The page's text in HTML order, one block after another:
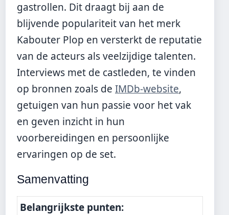
gastrollen. Dit draagt bij aan de
blijvende populariteit van het merk
Kabouter Plop en versterkt de reputatie
van de acteurs als veelzijdige talenten.
Interviews met de castleden, te vinden
op bronnen zoals de IMDb-website,
getuigen van hun passie voor het vak
en geven inzicht in hun
voorbereidingen en persoonlijke
ervaringen op de set.
Samenvatting
Belangrijkste punten: